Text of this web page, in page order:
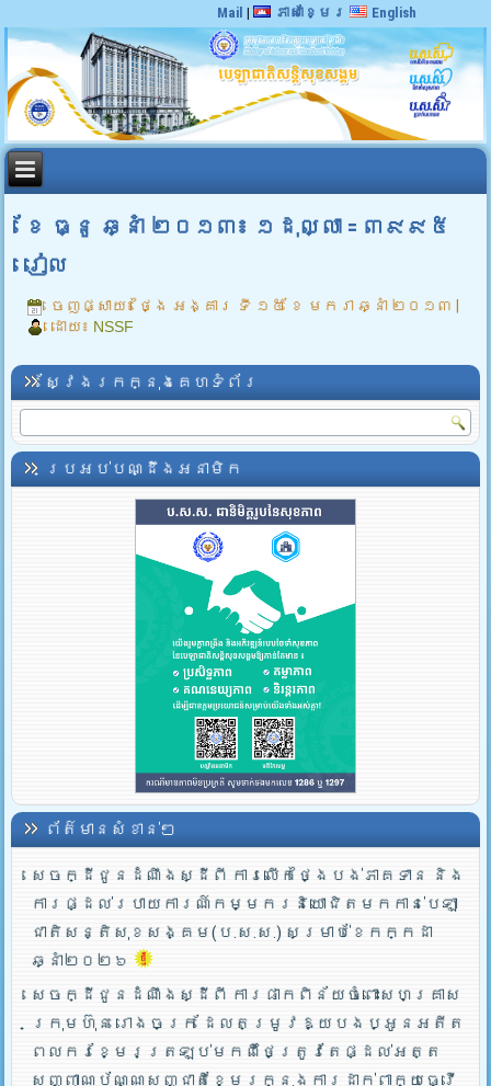
Mail | ភាសាខ្មែរ English
ខែ ធ្នូ ឆ្នាំ ២០១៣៖ ១ដុល្លា = ៣៩៩៥
រៀល
ចេញផ្សាយ៖ ថ្ងៃ អង្គារ ទី ១៥ ខែ មករា ឆ្នាំ ២០១៣
ដោយ៖ NSSF
ស្វែងរកក្នុងគេហទំព័រ
ប្រអប់បណ្ដឹងអនាមិក
ព័ត៌មានសំខាន់ៗ
សេចក្ដីជូនដំណឹងស្ដីពី ការលើកថ្ងៃបង់ភាគទាន និង
ការផ្ដល់របាយការណ៍កម្មករនិយោជិតមកកាន់បេឡា
ជាតិសន្តិសុខសង្គម(ប.ស.ស.) សម្រាប់ខែកក្កដា
ឆ្នាំ២០២៦
សេចក្ដីជូនដំណឹងស្ដីពី ការផាកពិន័យចំពោះសហគ្រាស
ក្រុមហ៊ុន រោងចក្រ ដែលតម្រូវឱ្យបងប្អូនអតីត
ពលករខ្មែរត្រឡប់មកពីថៃត្រូវតែផ្ដល់អត្ត
សញ្ញាណប័ណ្ណសញ្ជាតិខ្មែរក្នុងការដាក់ពាក្យធ្វើ